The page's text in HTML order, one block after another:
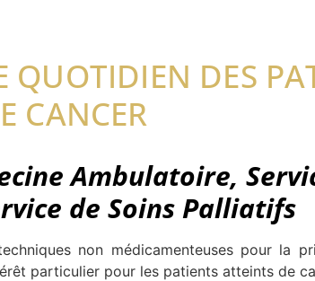
QUOTIDIEN DES
CANCER
Ambulatoire,
de Soins Palliatifs
non médicamenteuses pour la
particulier pour les patients atteints de